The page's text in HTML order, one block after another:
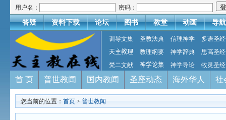
用户名： 密码：
答疑 资料下载 论坛 图书 教堂 动画 导航
训导文集 圣教法典 信理神学
多语圣经
天主教理
教理纲要 神学辞典
思高圣经
梵二文献
神学论集 神学导论 牧灵圣经
首 页 普世教闻 国内教闻 圣座动态 海外华人 社
您当前的位置： 首页 > 普世教闻